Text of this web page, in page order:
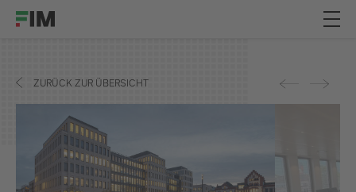
ZURÜCK ZUR ÜBERSICHT